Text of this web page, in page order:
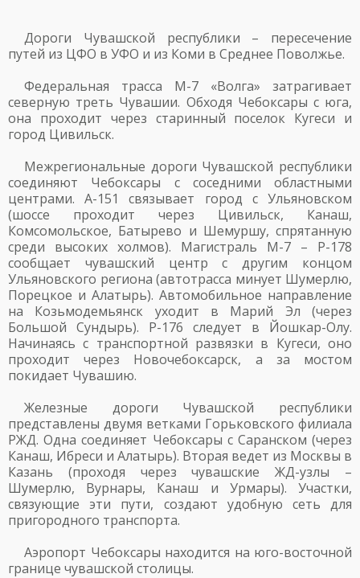
Дороги Чувашской республики – пересечение
путей из ЦФО в УФО и из Коми в Среднее Поволжье.
Федеральная трасса М-7 «Волга» затрагивает
северную треть Чувашии. Обходя Чебоксары с юга,
она проходит через старинный поселок Кугеси и
город Цивильск.
Межрегиональные дороги Чувашской республики
соединяют Чебоксары с соседними областными
центрами. А-151 связывает город с Ульяновском
(шоссе проходит через Цивильск, Канаш,
Комсомольское, Батырево и Шемуршу, спрятанную
среди высоких холмов). Магистраль М-7 – Р-178
сообщает чувашский центр с другим концом
Ульяновского региона (автотрасса минует Шумерлю,
Порецкое и Алатырь). Автомобильное направление
на Козьмодемьянск уходит в Марий Эл (через
Большой Сундырь). Р-176 следует в Йошкар-Олу.
Начинаясь с транспортной развязки в Кугеси, оно
проходит через Новочебоксарск, а за мостом
покидает Чувашию.
Железные дороги Чувашской республики
представлены двумя ветками Горьковского филиала
РЖД. Одна соединяет Чебоксары с Саранском (через
Канаш, Ибреси и Алатырь). Вторая ведет из Москвы в
Казань (проходя через чувашские ЖД-узлы –
Шумерлю, Вурнары, Канаш и Урмары). Участки,
связующие эти пути, создают удобную сеть для
пригородного транспорта.
Аэропорт Чебоксары находится на юго-восточной
границе чувашской столицы.